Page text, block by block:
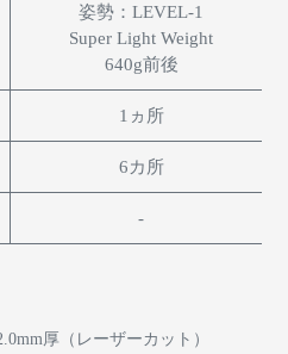
姿勢：LEVEL-1
Super Light Weight
640g前後
1ヵ所
6カ所
-
厚（レーザーカット）